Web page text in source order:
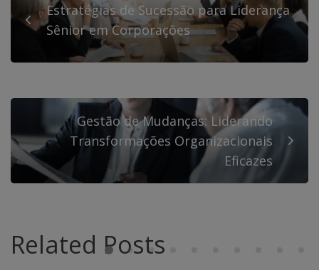
Estratégias de Sucessão para Liderança
Sênior em Corporações
Gestão de Mudanças: Liderando
Transformações Organizacionais
Eficazes
Related Posts